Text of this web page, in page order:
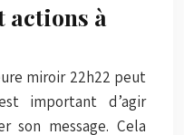
actions à
miroir 22h22 peut
important d’agir
son message. Cela